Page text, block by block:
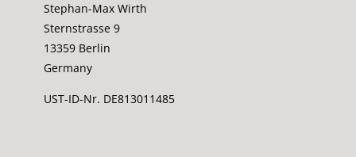
Stephan-Max Wirth
Sternstrasse 9
13359 Berlin
Germany
UST-ID-Nr. DE813011485